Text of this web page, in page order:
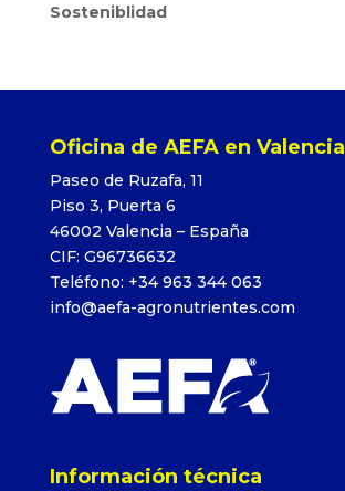
Sosteniblidad
Oficina de AEFA en Valencia
Paseo de Ruzafa, 11
Piso 3, Puerta 6
46002 Valencia – España
CIF: G96736632
Teléfono: +34 963 344 063
info@aefa-agronutrientes.com
Información técnica